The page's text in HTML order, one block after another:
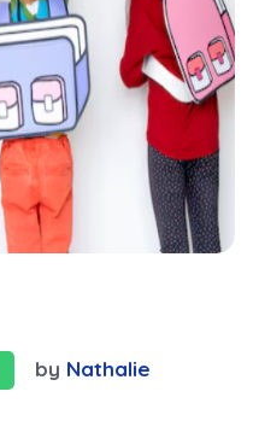
by Nathalie